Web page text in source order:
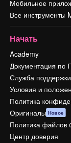
Мобильное
Все инструменты
Начать
Academy
Документация по
Служба поддержки
Условия и
Политика
Оригиналы Новое
Политика файлов
Центр доверия